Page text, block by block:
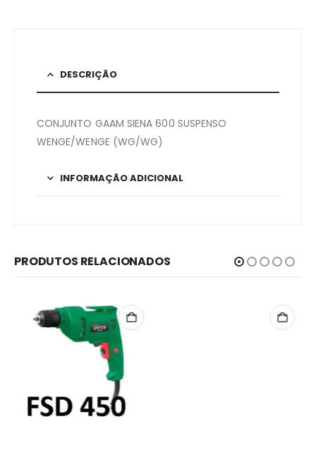
DESCRIÇÃO
CONJUNTO GAAM SIENA 600 SUSPENSO
WENGE/WENGE (WG/WG)
INFORMAÇÃO ADICIONAL
PRODUTOS RELACIONADOS